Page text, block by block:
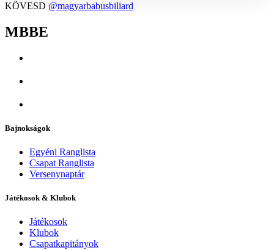
KÖVESD @magyarbabusbiliard
MBBE
Bajnokságok
Egyéni Ranglista
Csapat Ranglista
Versenynaptár
Játékosok & Klubok
Játékosok
Klubok
Csapatkapitányok